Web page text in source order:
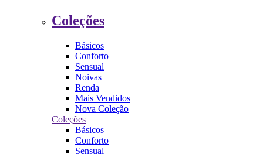
Coleções
Básicos
Conforto
Sensual
Noivas
Renda
Mais Vendidos
Nova Coleção
Coleções
Básicos
Conforto
Sensual